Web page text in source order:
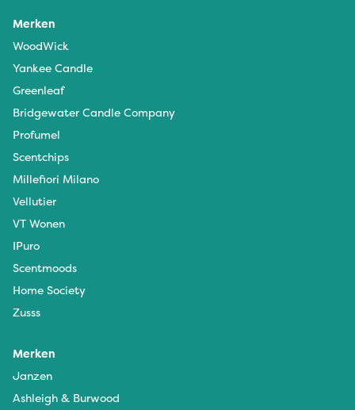
Merken
WoodWick
Yankee Candle
Greenleaf
Bridgewater Candle Company
Profumel
Scentchips
Millefiori Milano
Vellutier
VT Wonen
IPuro
Scentmoods
Home Society
Zusss
Merken
Janzen
Ashleigh & Burwood